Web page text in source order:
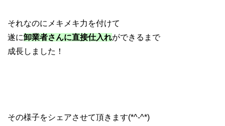
それなのにメキメキ力を付けて
遂に卸業者さんに直接仕入れができるまで
成長しました！
その様子をシェアさせて頂きます(*^-^*)